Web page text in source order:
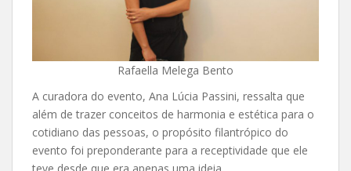
Rafaella Melega Bento
A curadora do evento, Ana Lúcia Passini, ressalta que
além de trazer conceitos de harmonia e estética para o
cotidiano das pessoas, o propósito filantrópico do
evento foi preponderante para a receptividade que ele
teve desde que era apenas uma ideia.